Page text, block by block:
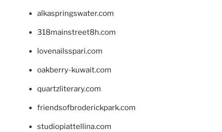
alkaspringswater.com
318mainstreet8h.com
lovenailsspari.com
oakberry-kuwait.com
quartzliterary.com
friendsofbroderickpark.com
studiopiattellina.com